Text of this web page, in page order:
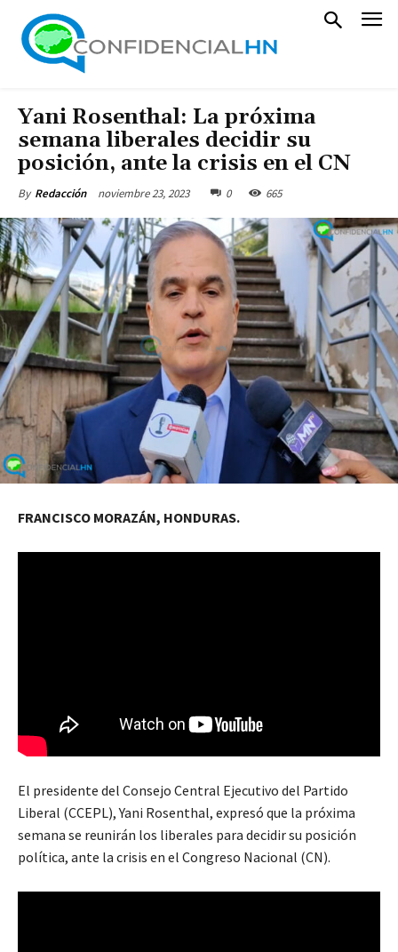
Yani Rosenthal: La próxima
semana liberales decidir su
posición, ante la crisis en el CN
By Redacción noviembre 23, 2023 0 665
FRANCISCO MORAZÁN, HONDURAS.
El presidente del Consejo Central Ejecutivo del Partido
Liberal (CCEPL), Yani Rosenthal, expresó que la próxima
semana se reunirán los liberales para decidir su posición
política, ante la crisis en el Congreso Nacional (CN).